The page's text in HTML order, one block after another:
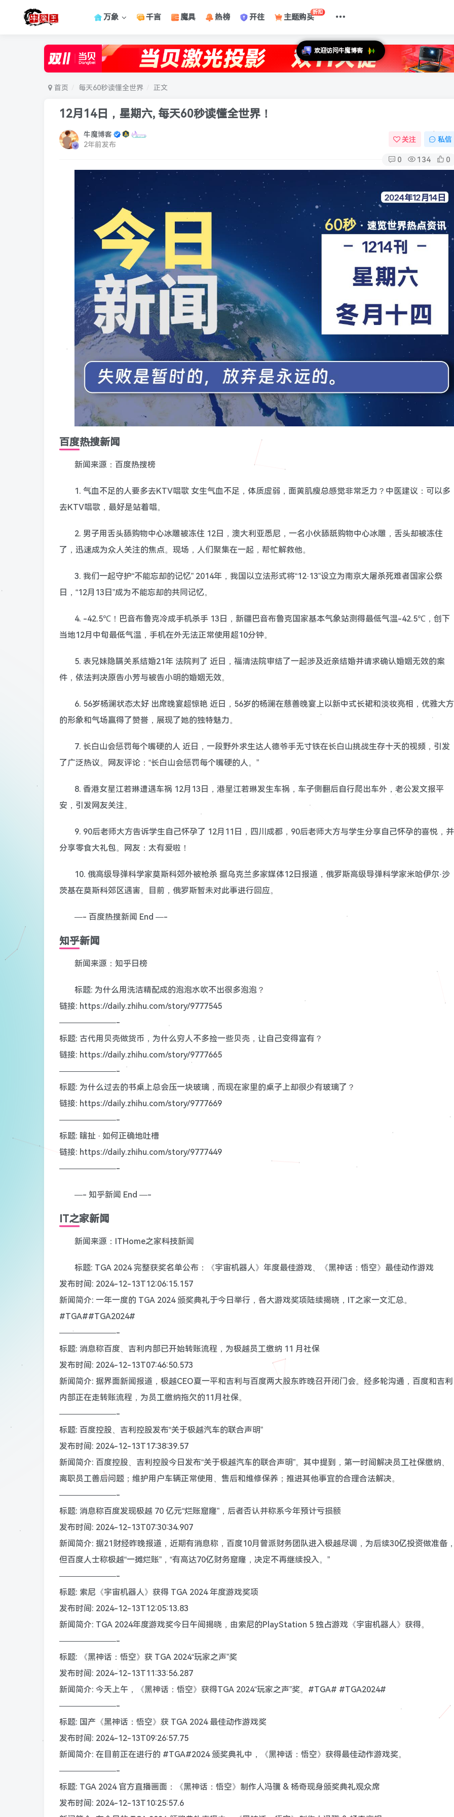
万象 千言 魔具 热榜 开往 主题购买
折扣
首页 每天60秒读懂全世界 正文
12月14日，星期六, 每天60秒读懂全世界！
牛魔博客
2年前发布
关注 私信
0 134 0
百度热搜新闻
新闻来源：百度热搜榜
1. 气血不足的人要多去KTV唱歌 女生气血不足，体质虚弱，面黄肌瘦总感觉非常乏力？中医建议：可以多
去KTV唱歌，最好是站着唱。
2. 男子用舌头舔购物中心冰雕被冻住 12日，澳大利亚悉尼，一名小伙舔舐购物中心冰雕，舌头却被冻住
了，迅速成为众人关注的焦点。现场，人们聚集在一起，帮忙解救他。
3. 我们一起守护“不能忘却的记忆” 2014年，我国以立法形式将“12·13”设立为南京大屠杀死难者国家公祭
日，“12月13日”成为不能忘却的共同记忆。
4. -42.5℃！巴音布鲁克冷成手机杀手 13日，新疆巴音布鲁克国家基本气象站测得最低气温-42.5℃，创下
当地12月中旬最低气温，手机在外无法正常使用超10分钟。
5. 表兄妹隐瞒关系结婚21年 法院判了 近日，福清法院审结了一起涉及近亲结婚并请求确认婚姻无效的案
件，依法判决原告小芳与被告小明的婚姻无效。
6. 56岁杨澜状态太好 出席晚宴超惊艳 近日，56岁的杨澜在慈善晚宴上以新中式长裙和淡妆亮相，优雅大方
的形象和气场赢得了赞誉，展现了她的独特魅力。
7. 长白山会惩罚每个嘴硬的人 近日，一段野外求生达人德爷手无寸铁在长白山挑战生存十天的视频，引发
了广泛热议。网友评论：“长白山会惩罚每个嘴硬的人。”
8. 香港女星江若琳遭遇车祸 12月13日，港星江若琳发生车祸，车子侧翻后自行爬出车外，老公发文报平
安，引发网友关注。
9. 90后老师大方告诉学生自己怀孕了 12月11日，四川成都，90后老师大方与学生分享自己怀孕的喜悦，并
分享零食大礼包。网友：太有爱啦！
10. 俄高级导弹科学家莫斯科郊外被枪杀 据乌克兰多家媒体12日报道，俄罗斯高级导弹科学家米哈伊尔·沙
茨基在莫斯科郊区遇害。目前，俄罗斯暂未对此事进行回应。
—- 百度热搜新闻 End —-
知乎新闻
新闻来源：知乎日榜
标题: 为什么用洗洁精配成的泡泡水吹不出很多泡泡？
链接: https://daily.zhihu.com/story/9777545
———————-
标题: 古代用贝壳做货币，为什么穷人不多捡一些贝壳，让自己变得富有？
链接: https://daily.zhihu.com/story/9777665
———————-
标题: 为什么过去的书桌上总会压一块玻璃，而现在家里的桌子上却很少有玻璃了？
链接: https://daily.zhihu.com/story/9777669
———————-
标题: 瞎扯 · 如何正确地吐槽
链接: https://daily.zhihu.com/story/9777449
———————-
—- 知乎新闻 End —-
IT之家新闻
新闻来源：ITHome之家科技新闻
标题: TGA 2024 完整获奖名单公布：《宇宙机器人》年度最佳游戏、《黑神话：悟空》最佳动作游戏
发布时间: 2024-12-13T12:06:15.157
新闻简介: 一年一度的 TGA 2024 颁奖典礼于今日举行，各大游戏奖项陆续揭晓，IT之家一文汇总。
#TGA##TGA2024#
———————-
标题: 消息称百度、吉利内部已开始转账流程，为极越员工缴纳 11 月社保
发布时间: 2024-12-13T07:46:50.573
新闻简介: 据界面新闻报道，极越CEO夏一平和吉利与百度两大股东昨晚召开闭门会。经多轮沟通，百度和吉利
内部正在走转账流程，为员工缴纳拖欠的11月社保。
———————-
标题: 百度控股、吉利控股发布“关于极越汽车的联合声明”
发布时间: 2024-12-13T17:38:39.57
新闻简介: 百度控股、吉利控股今日发布“关于极越汽车的联合声明”。其中提到，第一时间解决员工社保缴纳、
离职员工善后问题；维护用户车辆正常使用、售后和维修保养；推进其他事宜的合理合法解决。
———————-
标题: 消息称百度发现极越 70 亿元“烂账窟窿”，后者否认并称系今年预计亏损额
发布时间: 2024-12-13T07:30:34.907
新闻简介: 据21财经昨晚报道，近期有消息称，百度10月曾派财务团队进入极越尽调，为后续30亿投资做准备
但百度人士称极越“一摊烂账”，“有高达70亿财务窟窿，决定不再继续投入。”
———————-
标题: 索尼《宇宙机器人》获得 TGA 2024 年度游戏奖项
发布时间: 2024-12-13T12:05:13.83
新闻简介: TGA 2024年度游戏奖今日午间揭晓，由索尼的PlayStation 5 独占游戏《宇宙机器人》获得。
———————-
标题: 《黑神话：悟空》获 TGA 2024“玩家之声”奖
发布时间: 2024-12-13T11:33:56.287
新闻简介: 今天上午，《黑神话：悟空》获得TGA 2024“玩家之声”奖。#TGA# #TGA2024#
———————-
标题: 国产《黑神话：悟空》获 TGA 2024 最佳动作游戏奖
发布时间: 2024-12-13T09:26:57.75
新闻简介: 在目前正在进行的 #TGA#2024 颁奖典礼中，《黑神话：悟空》获得最佳动作游戏奖。
———————-
标题: TGA 2024 官方直播画面：《黑神话：悟空》制作人冯骥 & 杨奇现身颁奖典礼观众席
发布时间: 2024-12-13T10:25:57.6